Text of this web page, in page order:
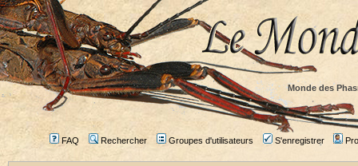
Monde des
FAQ Rechercher Groupes d'utilisateurs S'enregistrer